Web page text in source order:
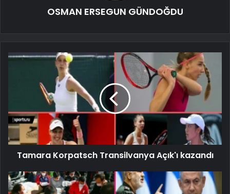
OSMAN ERSEGUN GÜNDOĞDU
Tamara Korpatsch Transilvanya Açık'ı kazandı